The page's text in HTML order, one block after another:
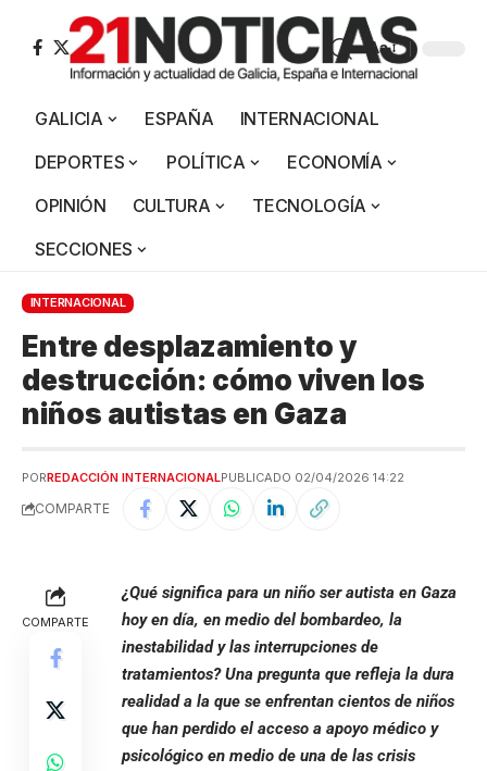
Aa
GALICIA ESPAÑA
INTERNACIONAL
DEPORTES
POLÍTICA
ECONOMÍA
OPINIÓN
CULTURA
TECNOLOGÍA
SECCIONES
INTERNACIONAL
Entre desplazamiento y
destrucción: cómo viven los
niños autistas en Gaza
PORREDACCIÓN INTERNACIONALPUBLICADO 02/04/2026 14:22
COMPARTE
COMPARTE
¿Qué significa para un niño ser autista en Gaza
hoy en día, en medio del bombardeo, la
inestabilidad y las interrupciones de
tratamientos? Una pregunta que refleja la dura
realidad a la que se enfrentan cientos de niños
que han perdido el acceso a apoyo médico y
psicológico en medio de una de las crisis